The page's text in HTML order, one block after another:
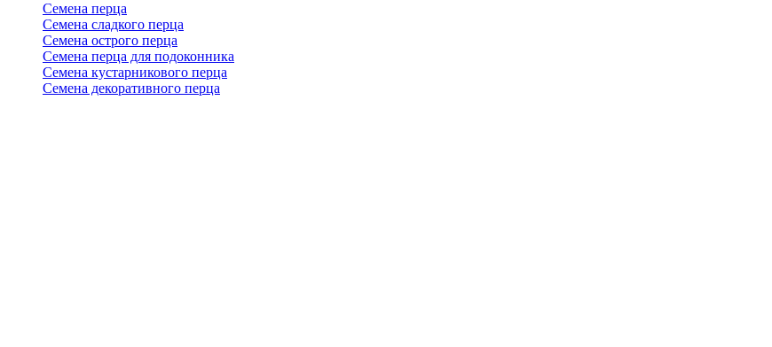
Семена перца
Семена сладкого перца
Семена острого перца
Семена перца для подоконника
Семена кустарникового перца
Семена декоративного перца